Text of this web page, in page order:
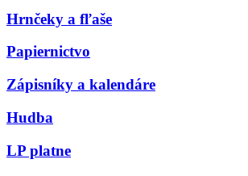
Hrnčeky a fľaše
Papiernictvo
Zápisníky a kalendáre
Hudba
LP platne